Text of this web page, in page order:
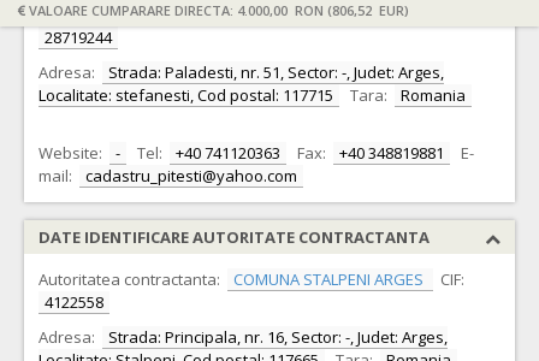
VALOARE CUMPARARE DIRECTA: 4.000,00 RON (806,52 EUR)
Ofertant: S.C. SENIOR TERRA CONSULT SRL S.R.L.
28719244
Adresa:
Strada: Paladesti, nr. 51, Sector: -, Judet: Arges,
Localitate: stefanesti, Cod postal: 117715
Tara: Romania
Website: - Tel: +40 741120363 Fax: +40 348819881
E-
mail:
cadastru_pitesti@yahoo.com
DATE IDENTIFICARE AUTORITATE CONTRACTANTA
Autoritatea contractanta:
COMUNA STALPENI ARGES
CIF:
4122558
Adresa:
Strada: Principala, nr. 16, Sector: -, Judet: Arges,